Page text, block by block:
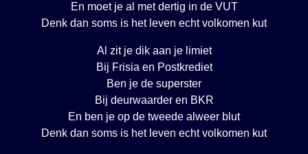
En moet je al met dertig in de VUT
Denk dan soms is het leven echt volkomen kut
Al zit je dik aan je limiet
Bij Frisia en Postkrediet
Ben je de superster
Bij deurwaarder en BKR
En ben je op de tweede alweer blut
Denk dan soms is het leven echt volkomen kut